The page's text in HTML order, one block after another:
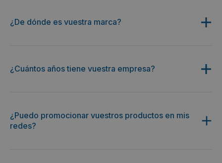
¿De dónde es vuestra marca?
¿Cuántos años tiene vuestra empresa?
¿Puedo promocionar vuestros productos en mis
redes?